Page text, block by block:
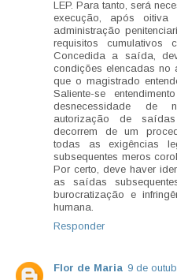
LEP. Para tanto, será
execução, após
administração
requisitos cumulativos
Concedida a saída,
condições elencadas no
que o magistrado
Saliente-se
desnecessidade de
autorização de
decorrem de um
todas as exigências
subsequentes meros
Por certo, deve haver
as saídas
burocratização e
humana.
Responder
Flor de Maria 9 de